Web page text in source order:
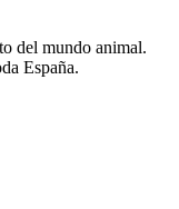
del mundo animal.
España.